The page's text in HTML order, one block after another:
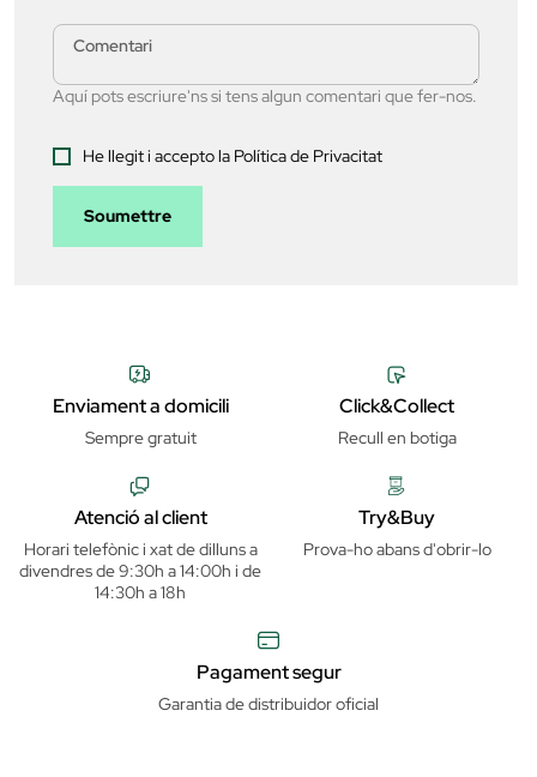
Aquí pots escriure'ns si tens algun comentari que fer-nos.
He llegit i accepto la Política de Privacitat
Soumettre
Enviament a domicili
Sempre gratuit
Click&Collect
Recull en botiga
Atenció al client
Horari telefònic i xat de dilluns a
divendres de 9:30h a 14:00h i de
14:30h a 18h
Try&Buy
Prova-ho abans d'obrir-lo
Pagament segur
Garantia de distribuidor oficial